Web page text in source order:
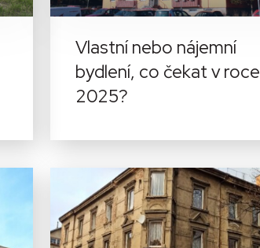
Vlastní nebo nájemní
bydlení, co čekat v roce
2025?